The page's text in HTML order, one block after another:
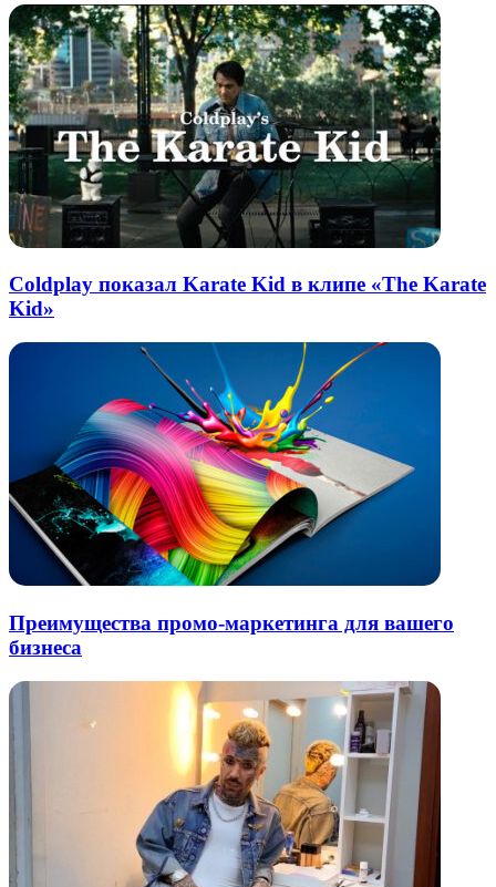
Coldplay показал Karate Kid в клипе «The Karate
Kid»
Преимущества промо-маркетинга для вашего
бизнеса